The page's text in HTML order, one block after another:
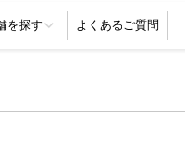
を探す よくあるご質問